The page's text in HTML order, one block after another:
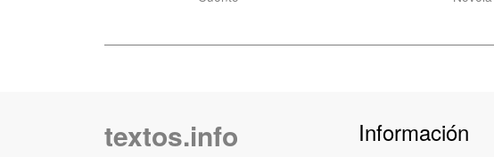
textos.info Información